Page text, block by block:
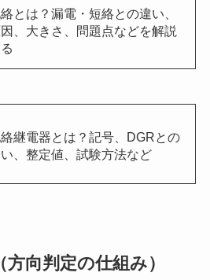
とは？漏電・短絡との違い、
、大きさ、問題点などを解説
継電器とは？記号、DGRとの
、整定値、試験方法など
向判定の仕組み）